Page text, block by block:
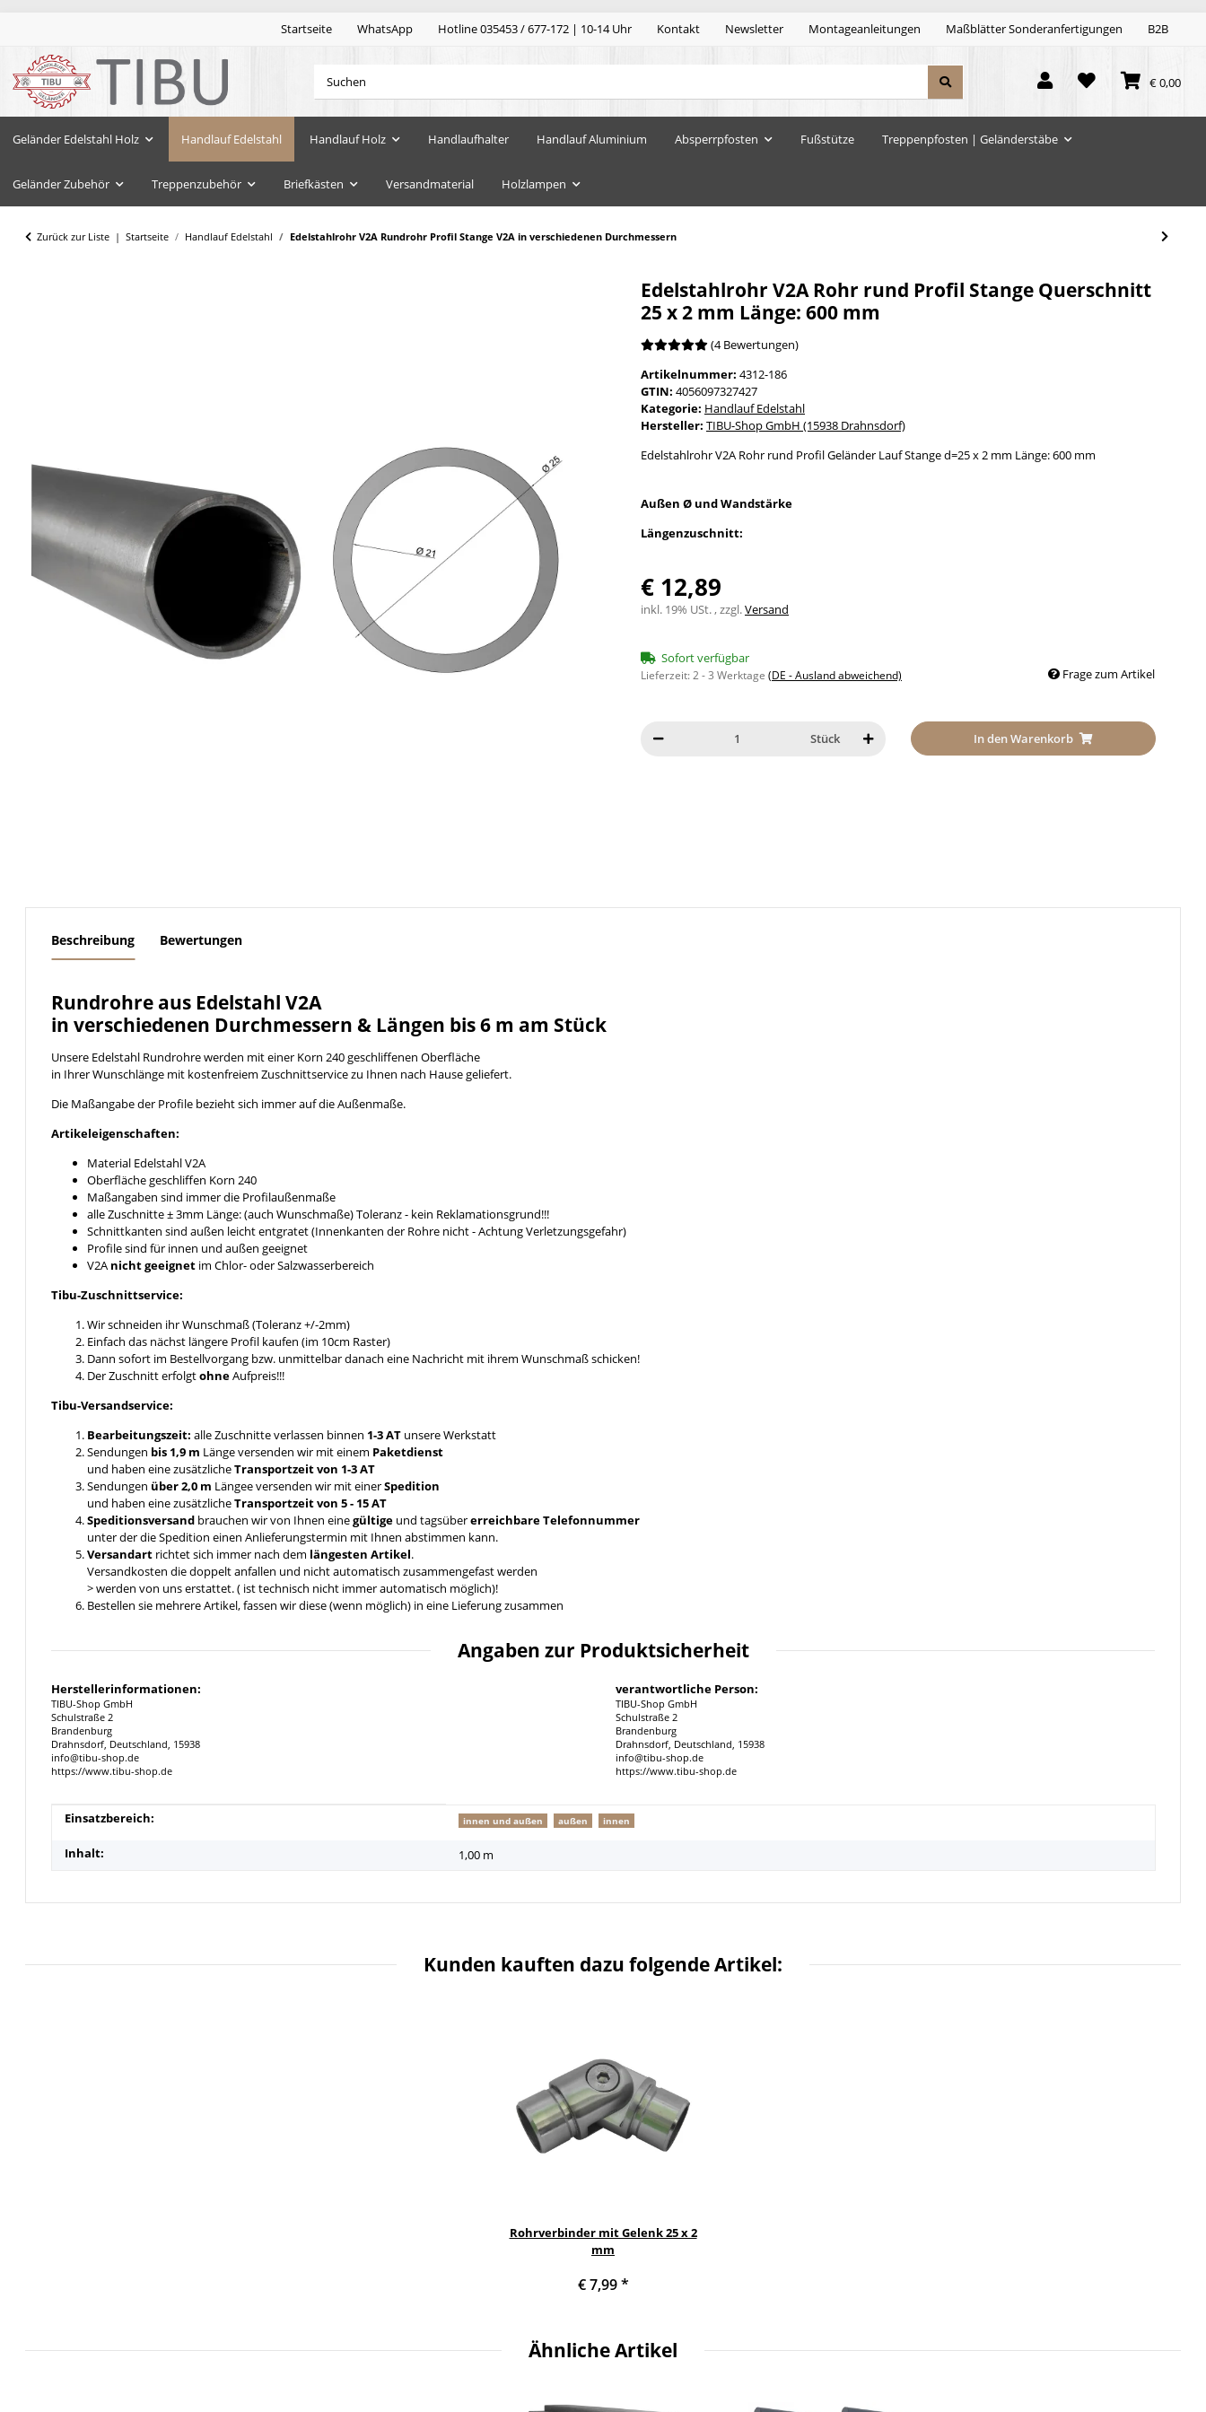
Startseite WhatsApp Hotline 035453 / 677-172 | 10-14 Uhr Kontakt Newsletter Montageanleitungen Maßblätter Sonderanfertigungen B2B
€ 0,00
Geländer Edelstahl Holz Handlauf Edelstahl Handlauf Holz Handlaufhalter Handlauf Aluminium Absperrpfosten Fußstütze Treppenpfosten | Geländerstäbe
Geländer Zubehör Treppenzubehör Briefkästen Versandmaterial Holzlampen
Zurück zur Liste Startseite Handlauf Edelstahl Edelstahlrohr V2A Rundrohr Profil Stange V2A in verschiedenen Durchmessern
Edelstahlrohr V2A Rohr rund Profil Stange Querschnitt
25 x 2 mm Länge: 600 mm
(4 Bewertungen)
Artikelnummer: 4312-186
GTIN: 4056097327427
Kategorie: Handlauf Edelstahl
Hersteller: TIBU-Shop GmbH (15938 Drahnsdorf)
Edelstahlrohr V2A Rohr rund Profil Geländer Lauf Stange d=25 x 2 mm Länge: 600 mm
Außen Ø und Wandstärke
Längenzuschnitt:
€ 12,89
inkl. 19% USt. , zzgl.Versand
Sofort verfügbar
Lieferzeit:2 - 3 Werktage (DE - Ausland abweichend) Frage zum Artikel
Stück In den Warenkorb
Beschreibung Bewertungen
Rundrohre aus Edelstahl V2A
in verschiedenen Durchmessern & Längen bis 6 m am Stück
Unsere Edelstahl Rundrohre werden mit einer Korn 240 geschliffenen Oberfläche
in Ihrer Wunschlänge mit kostenfreiem Zuschnittservice zu Ihnen nach Hause geliefert.
Die Maßangabe der Profile bezieht sich immer auf die Außenmaße.
Artikeleigenschaften:
Material Edelstahl V2A
Oberfläche geschliffen Korn 240
Maßangaben sind immer die Profilaußenmaße
alle Zuschnitte ± 3mm Länge: (auch Wunschmaße) Toleranz - kein Reklamationsgrund!!!
Schnittkanten sind außen leicht entgratet (Innenkanten der Rohre nicht - Achtung Verletzungsgefahr)
Profile sind für innen und außen geeignet
V2A nicht geeignet im Chlor- oder Salzwasserbereich
Tibu-Zuschnittservice:
Wir schneiden ihr Wunschmaß (Toleranz +/-2mm)
Einfach das nächst längere Profil kaufen (im 10cm Raster)
Dann sofort im Bestellvorgang bzw. unmittelbar danach eine Nachricht mit ihrem Wunschmaß schicken!
Der Zuschnitt erfolgtohneAufpreis!!!
Tibu-Versandservice:
Bearbeitungszeit: alle Zuschnitte verlassen binnen 1-3 AT unsere Werkstatt
Sendungen bis 1,9 m Länge versenden wir mit einem Paketdienst
und haben eine zusätzlicheTransportzeit von 1-3 AT
Sendungen über 2,0 m Längee versenden wir mit einerSpedition
und haben eine zusätzlicheTransportzeit von 5 - 15 AT
Speditionsversand brauchen wir von Ihnen einegültige und tagsübererreichbare Telefonnummer
unter der die Spedition einen Anlieferungstermin mit Ihnen abstimmen kann.
Versandart richtet sich immer nach dem längesten Artikel.
Versandkosten die doppelt anfallen und nicht automatisch zusammengefast werden
> werden von uns erstattet. ( ist technisch nicht immer automatisch möglich)!
Bestellen sie mehrere Artikel, fassen wir diese (wenn möglich) in eine Lieferung zusammen
Angaben zur Produktsicherheit
Herstellerinformationen:
TIBU-Shop GmbH
Schulstraße 2
Brandenburg
Drahnsdorf, Deutschland, 15938
info@tibu-shop.de
https://www.tibu-shop.de
verantwortliche Person:
TIBU-Shop GmbH
Schulstraße 2
Brandenburg
Drahnsdorf, Deutschland, 15938
info@tibu-shop.de
https://www.tibu-shop.de
Produkteigenschaft
Wert
Einsatzbereich: innen und außen außen innen
Inhalt: 1,00 m
Kunden kauften dazu folgende Artikel:
Rohrverbinder mit Gelenk 25 x 2
mm
€ 7,99*
Ähnliche Artikel